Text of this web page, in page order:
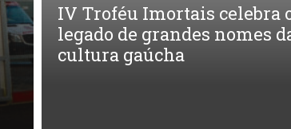
IV Troféu Imortais celebra
legado de grandes nomes
cultura gaúcha